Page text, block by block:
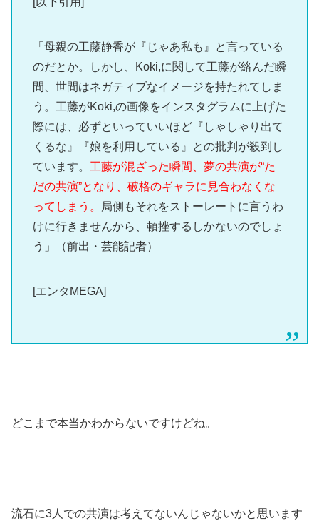
「母親の工藤静香が『じゃあ私も』と言っている
のだとか。しかし、Koki,に関して工藤が絡んだ瞬
間、世間はネガティブなイメージを持たれてしま
う。工藤がKoki,の画像をインスタグラムに上げた
際には、必ずといっていいほど『しゃしゃり出て
くるな』『娘を利用している』との批判が殺到し
ています。 工藤が混ざった瞬間、夢の共演が“た
だの共演”となり、破格のギャラに見合わなくな
ってしまう。
局側もそれをストーレートに言うわ
けに行きませんから、頓挫するしかないのでしょ
う」（前出・芸能記者）
[エンタMEGA]
どこまで本当かわからないですけどね。
流石に3人での共演は考えてないんじゃないかと思います